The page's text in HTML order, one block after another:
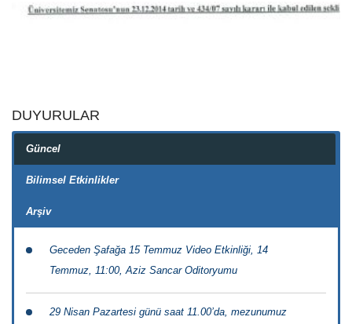
DUYURULAR
Güncel
Bilimsel Etkinlikler
Arşiv
Geceden Şafağa 15 Temmuz Video Etkinliği, 14
Temmuz, 11:00, Aziz Sancar Oditoryumu
29 Nisan Pazartesi günü saat 11.00’da, mezunumuz